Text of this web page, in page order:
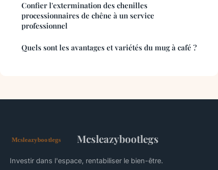
Confier l'extermination des chenilles
processionnaires de chêne à un service
professionnel
Quels sont les avantages et variétés du mug à café ?
Mcsleazybootlegs
Investir dans l'espace, rentabiliser le bien-être.